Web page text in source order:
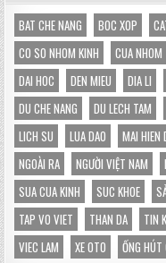
BAT CHE NANG BOC XOP
CO SO NHOM KINH
CUA NHOM
DAI HOC
DEN MIEU DIA LI
DU CHE NANG
DU LECH TAM
LICH SU
LUA DAO MAI HIEN
NGOÀI RA
NGƯỜI VIỆT NAM
SUA CUA KINH
SUC KHOE
TAP VO VIET
THAN DA TIN
VIEC LAM
XE OTO ỐNG HÚT